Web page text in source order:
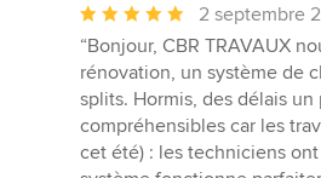
Note
moyenne
:
5
étoiles
sur
2 septembre
“Bonjour, CBR TRAVAUX
rénovation, un système de
splits. Hormis, des délais un
compréhensibles car les
cet été) : les techniciens